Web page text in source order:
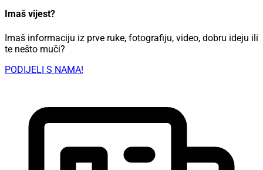
Imaš vijest?
Imaš informaciju iz prve ruke, fotografiju, video, dobru ideju ili
te nešto muči?
PODIJELI S NAMA!